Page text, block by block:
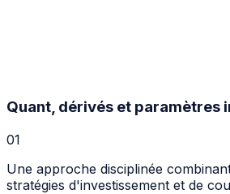
Quant, dérivés et paramètres
01
Une approche disciplinée
stratégies d'investissement et de